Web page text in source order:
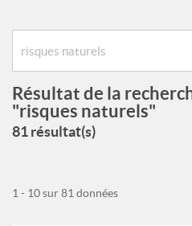
Résultat de la
"risques naturels"
81 résultat(s)
1 - 10 sur 81 données